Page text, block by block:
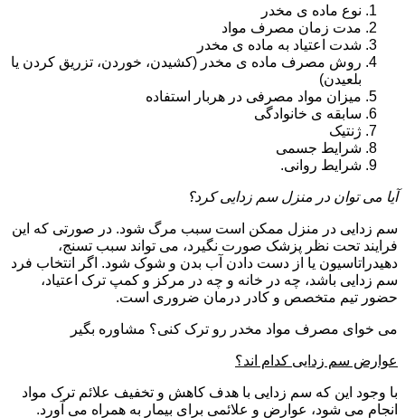
نوع ماده ی مخدر
مدت زمان مصرف مواد
شدت اعتیاد به ماده ی مخدر
روش مصرف ماده ی مخدر (کشیدن، خوردن، تزریق کردن یا
بلعیدن)
میزان مواد مصرفی در هربار استفاده
سابقه ی خانوادگی
ژنتیک
شرایط جسمی
شرایط روانی.
آیا می توان در منزل سم زدایی کرد؟
سم زدایی در منزل ممکن است سبب مرگ شود. در صورتی که این
فرایند تحت نظر پزشک صورت نگیرد، می تواند سبب تسنج،
دهیدراتاسیون یا از دست دادن آب بدن و شوک شود. اگر انتخاب فرد
سم زدایی باشد، چه در خانه و چه در مرکز و کمپ ترک اعتیاد،
حضور تیم متخصص و کادر درمان ضروری است.
می خوای مصرف مواد مخدر رو ترک کنی؟ مشاوره بگیر
عوارض سم زدایی کدام اند؟
با وجود این که سم زدایی با هدف کاهش و تخفیف علائم ترک مواد
انجام می شود، عوارض و علائمی برای بیمار به همراه می آورد.